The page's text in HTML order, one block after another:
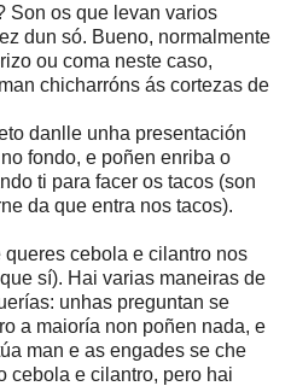
Son os que levan varios
dun só. Bueno, normalmente
ou coma neste caso,
chicharróns ás cortezas de
danlle unha presentación
fondo, e poñen enriba o
ti para facer os tacos (son
da que entra nos tacos).
cebola e cilantro nos
sí). Hai varias maneiras de
unhas preguntan se
a maioría non poñen nada, e
man e as engades se che
cebola e cilantro, pero hai